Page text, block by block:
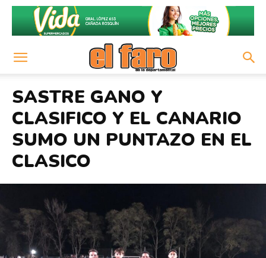
SASTRE GANO Y
CLASIFICO Y EL CANARIO
SUMO UN PUNTAZO EN EL
CLASICO